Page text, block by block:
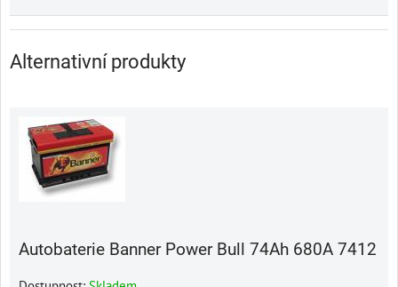
Alternativní produkty
Autobaterie Banner Power Bull 74Ah 680A 7412